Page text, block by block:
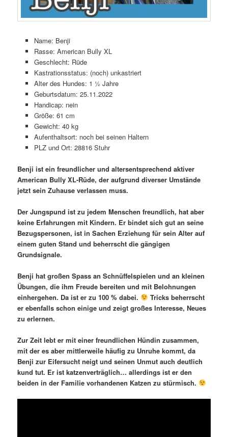
Name: Benji
Rasse: American Bully XL
Geschlecht: Rüde
Kastrationsstatus: (noch) unkastriert
Alter des Hundes: 1 ½ Jahre
Geburtsdatum: 25.11.2022
Handicap: nein
Größe: 61 cm
Gewicht: 40 kg
Aufenthaltsort: noch bei seinen Haltern
PLZ und Ort: 28816 Stuhr
Benji ist ein freundlicher und altersentsprechend aktiver
American Bully XL-Rüde, der aufgrund diverser Umstände
jetzt sein Zuhause verlassen muss.
Der Jungspund ist zu jedem Menschen freundlich, hat aber
keine Erfahrungen mit Kindern. Er bindet sich gut an seine
Bezugspersonen, ist in Sachen Erziehung für sein Alter auf
einem guten Stand und beherrscht die gängigen
Grundsignale.
Benji hat großen Spass an Schnüffelspielen und an kleinen
Übungen, die ihm Freude bereiten und mit Belohnungen
einhergehen. Da ist er zu 100 % dabei.
Tricks beherrscht
er ebenfalls schon einige und zeigt großes Interesse, Neues
zu erlernen.
Zur Zeit lebt er mit einer freundlichen Hündin zusammen,
mit der es aber mittlerweile häufig zu Unruhe kommt, da
Benji zur Eifersucht neigt und seinen Unmut auch deutlich
kund tut. Er ist katzenverträglich… allerdings ist er den
beiden in der Familie vorhandenen Katzen zu stürmisch.